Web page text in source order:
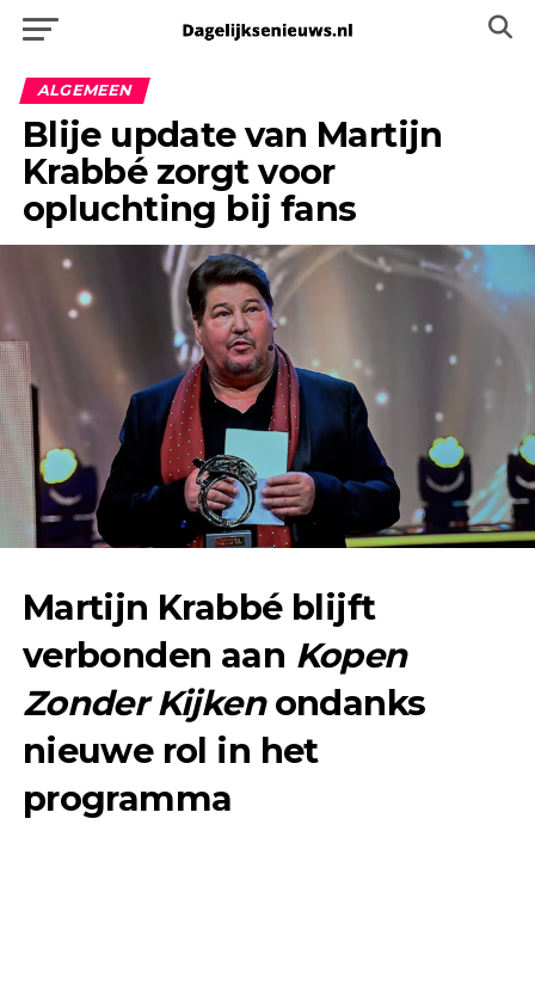
ALGEMEEN
Blije update van Martijn
Krabbé zorgt voor
opluchting bij fans
Martijn Krabbé blijft
verbonden aan Kopen
Zonder Kijkenondanks
nieuwe rol in het
programma